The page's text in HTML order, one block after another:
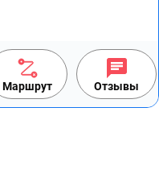
Маршрут Отзывы